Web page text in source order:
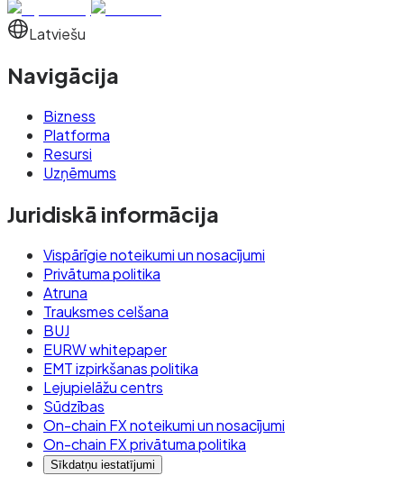
Latviešu
Navigācija
Bizness
Platforma
Resursi
Uzņēmums
Juridiskā informācija
Vispārīgie noteikumi un nosacījumi
Privātuma politika
Atruna
Trauksmes celšana
BUJ
EURW whitepaper
EMT izpirkšanas politika
Lejupielāžu centrs
Sūdzības
On-chain FX noteikumi un nosacījumi
On-chain FX privātuma politika
Sīkdatņu iestatījumi